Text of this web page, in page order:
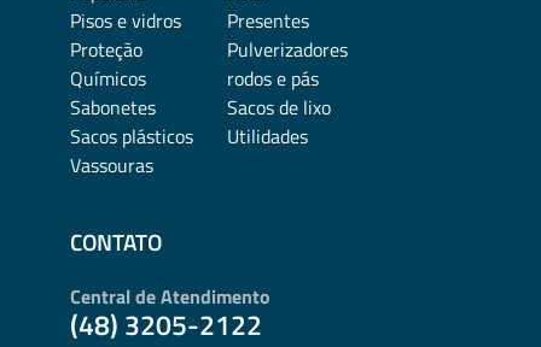
Pisos e vidros
Presentes
Proteção
Pulverizadores
Químicos
rodos e pás
Sabonetes
Sacos de lixo
Sacos plásticos
Utilidades
Vassouras
CONTATO
Central de Atendimento
(48) 3205-2122